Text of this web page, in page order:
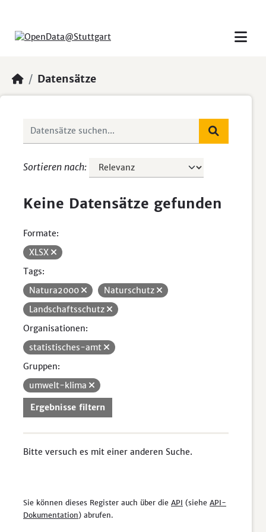
Datensätze
Sortieren nach
Keine Datensätze gefunden
Formate:
XLSX
Tags:
Natura2000
Naturschutz
Landschaftsschutz
Organisationen:
statistisches-amt
Gruppen:
umwelt-klima
Ergebnisse filtern
Bitte versuch es mit einer anderen Suche.
Sie können dieses Register auch über die API (siehe API-
Dokumentation) abrufen.